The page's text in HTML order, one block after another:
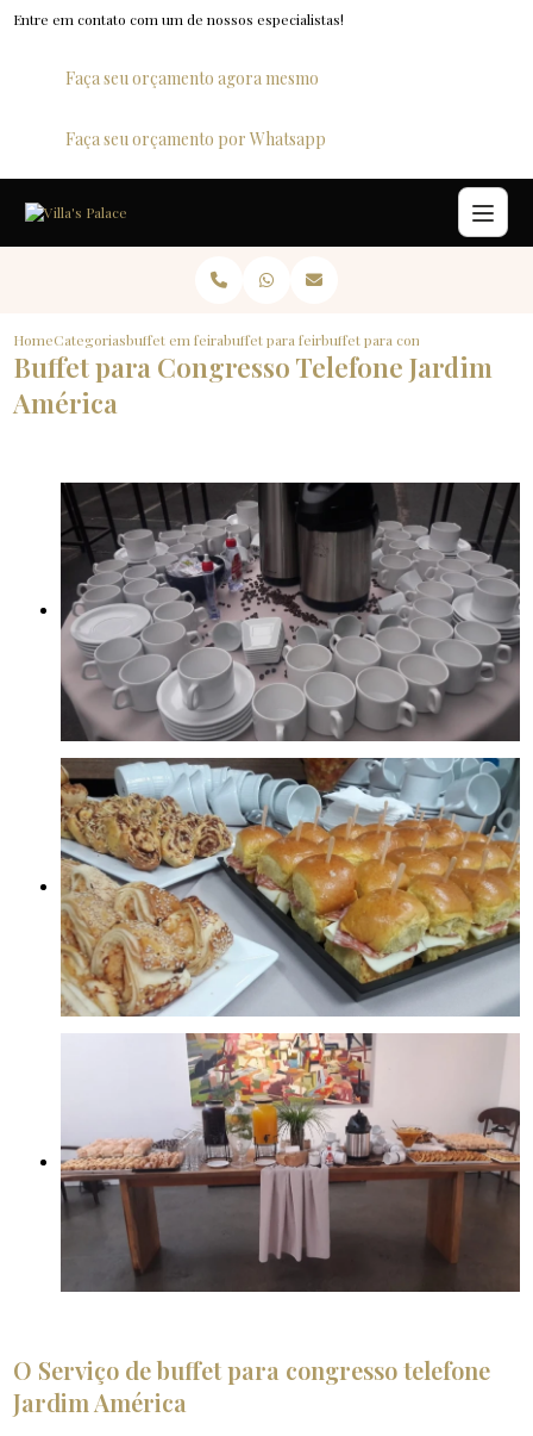
Entre em contato com um de nossos especialistas!
Faça seu orçamento agora mesmo
Faça seu orçamento por Whatsapp
HomeCategoriasbuffet em feiras e congressos
buffet para feiras de exposicaobuffet para congresso telefone
Buffet para Congresso Telefone Jardim
América
O Serviço de buffet para congresso telefone
Jardim América